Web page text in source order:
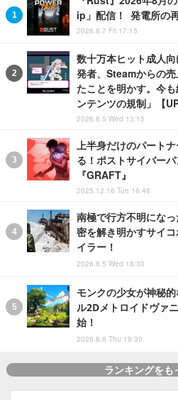
ip」配信！ 発電所の
2026.8.7 Fri 17:15
数十万本ヒット成人
発者、Steamからの
たことを明かす。今
ンテンツの規制」【
2026.8.5 Wed 13:15
上半身だけのパート
る！ポストサイバー
『GRAFT』
2025.12.16 Tue 16:48
南極で行方不明にな
密を解き明かすサイ
イラー！
2026.8.5 Wed 18:30
モンクの少女が神秘
ル2Dメトロイドヴァ
始！
2026.8.6 Thu 19:30
ランキングをも